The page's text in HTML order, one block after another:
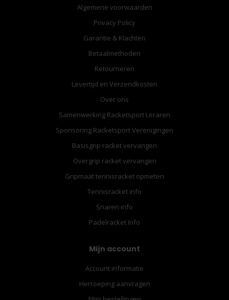
Algemene voorwaarden
Privacy Policy
Garantie & Klachten
Betaalmethoden
Retourneren
Levertijd en Verzendkosten
Over ons
Samenwerking Racketsport Leraren
Sponsoring Racketsport Verenigingen
Basisgrip racket vervangen
Overgrip racket vervangen
Gripmaat tennisracket opmeten
Tennisracket info
Snaren info
Padelracket Info
Mijn account
Account informatie
Herroeping aanvragen